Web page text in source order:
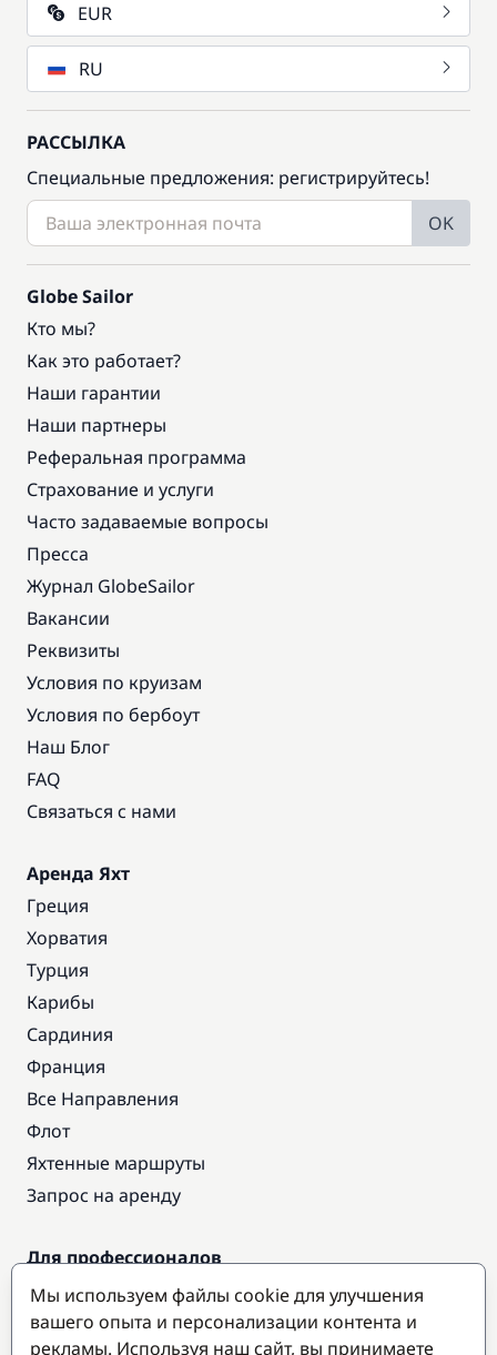
EUR
RU
РАССЫЛКА
Специальные предложения: регистрируйтесь!
OK
Globe Sailor
Кто мы?
Как это работает?
Наши гарантии
Наши партнеры
Реферальная программа
Страхование и услуги
Часто задаваемые вопросы
Пресса
Журнал GlobeSailor
Вакансии
Реквизиты
Условия по круизам
Условия по бербоут
Наш Блог
FAQ
Связаться с нами
Аренда Яхт
Греция
Хорватия
Турция
Карибы
Сардиния
Франция
Все Направления
Флот
Яхтенные маршруты
Запрос на аренду
Для профессионалов
Доступ про
Стать партнером
Мы используем файлы cookie для улучшения
вашего опыта и персонализации контента и
рекламы. Используя наш сайт, вы принимаете